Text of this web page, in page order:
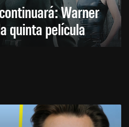
Warner
quinta película